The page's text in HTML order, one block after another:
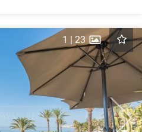
Next
1 | 23